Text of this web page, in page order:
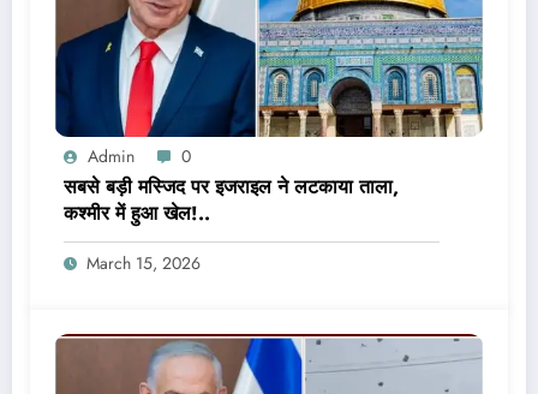
Admin 0
सबसे बड़ी मस्जिद पर इजराइल ने लटकाया ताला,
कश्मीर में हुआ खेल!..
March 15, 2026